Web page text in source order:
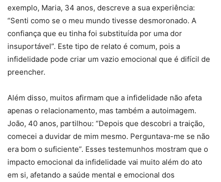
exemplo, Maria, 34 anos, descreve a sua experiência:
“Senti como se o meu mundo tivesse desmoronado. A
confiança que eu tinha foi substituída por uma dor
insuportável”. Este tipo de relato é comum, pois a
infidelidade pode criar um vazio emocional que é difícil de
preencher.
Além disso, muitos afirmam que a infidelidade não afeta
apenas o relacionamento, mas também a autoimagem.
João, 40 anos, partilhou: “Depois que descobri a traição,
comecei a duvidar de mim mesmo. Perguntava-me se não
era bom o suficiente”. Esses testemunhos mostram que o
impacto emocional da infidelidade vai muito além do ato
em si, afetando a saúde mental e emocional dos